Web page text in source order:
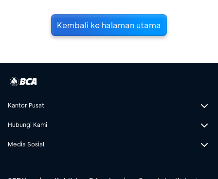
Kembali ke halaman utama
Kantor Pusat
Hubungi Kami
Media Sosial